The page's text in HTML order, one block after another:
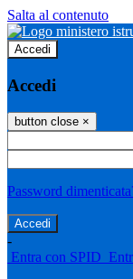
Salta al contenuto
Accedi
Accedi
button close ×
Password
-
Entra con SPID